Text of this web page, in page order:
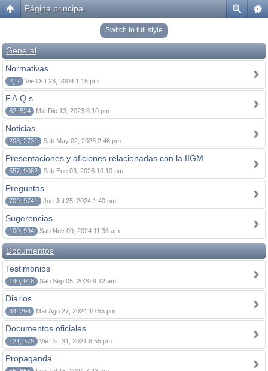
Página principal
Switch to full style
General
Normativas
2, 2 Vie Oct 23, 2009 1:15 pm
F.A.Q.s
62, 524 Mié Dic 13, 2023 8:10 pm
Noticias
208, 2731 Sab May 02, 2026 2:46 pm
Presentaciones y aficiones relacionadas con la IIGM
557, 9082 Sab Ene 03, 2026 10:10 pm
Preguntas
709, 9741 Jue Jul 25, 2024 1:40 pm
Sugerencias
100, 994 Sab Nov 09, 2024 11:36 am
Documentos
Testimonios
140, 918 Sab Sep 05, 2020 9:12 am
Diarios
34, 296 Mar Ago 27, 2024 10:55 pm
Documentos oficiales
121, 775 Vie Dic 31, 2021 6:55 pm
Propaganda